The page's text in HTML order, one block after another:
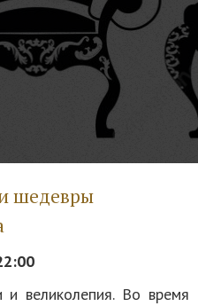
шедевры
великолепия. Во время